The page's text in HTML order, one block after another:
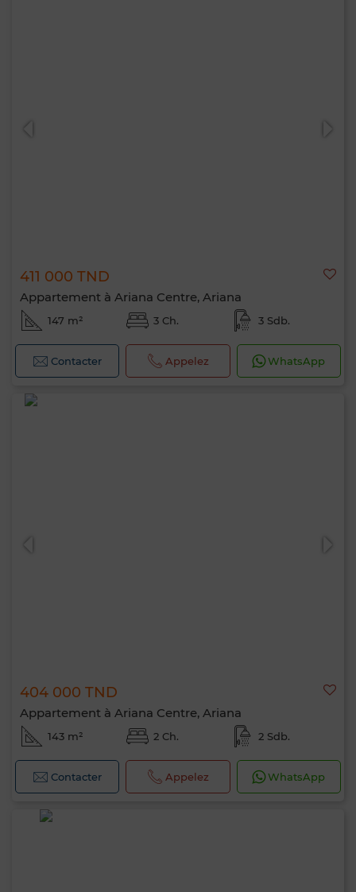
411 000 TND
Appartement à Ariana Centre, Ariana
147 m² 3 Ch. 3 Sdb.
Contacter Appelez WhatsApp
404 000 TND
Appartement à Ariana Centre, Ariana
143 m² 2 Ch. 2 Sdb.
Contacter Appelez WhatsApp